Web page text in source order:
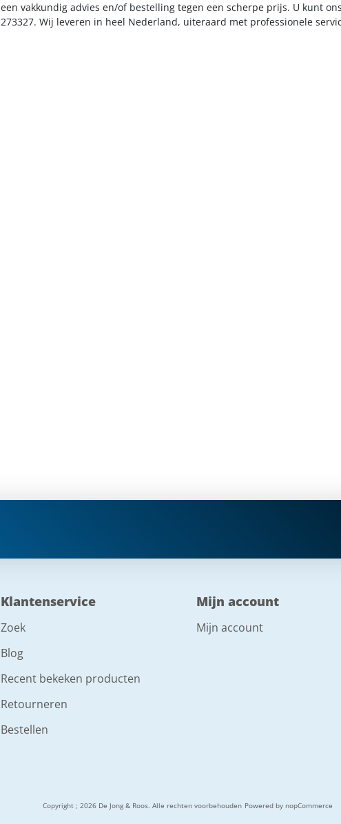
een vakkundig advies en/of bestelling tegen een scherpe prijs. U kunt
273327. Wij leveren in heel Nederland, uiteraard met professionele
Klantenservice
Zoek
Blog
Recent bekeken producten
Retourneren
Bestellen
Mijn account
Mijn account
Copyright ; 2026 De Jong & Roos. Alle rechten voorbehouden Powered by nopCommerce